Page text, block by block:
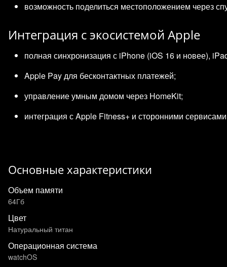
возможность поделиться местоположением через
Интеграция с экосистемой Apple
полная синхронизация с iPhone (iOS 16 и новее),
Apple Pay для бесконтактных платежей;
управление умным домом через HomeKit;
интеграция с Apple Fitness+ и сторонними
Основные характеристики
Объем памяти
64Гб
Цвет
Натуральный титан
Операционная система
watchOS